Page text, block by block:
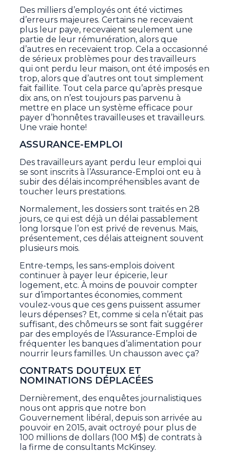
Des milliers d’employés ont été victimes
d’erreurs majeures. Certains ne recevaient
plus leur paye, recevaient seulement une
partie de leur rémunération, alors que
d’autres en recevaient trop. Cela a occasionné
de sérieux problèmes pour des travailleurs
qui ont perdu leur maison, ont été imposés en
trop, alors que d’autres ont tout simplement
fait faillite. Tout cela parce qu’après presque
dix ans, on n’est toujours pas parvenu à
mettre en place un système efficace pour
payer d’honnêtes travailleuses et travailleurs.
Une vraie honte!
ASSURANCE-EMPLOI
Des travailleurs ayant perdu leur emploi qui
se sont inscrits à l’Assurance-Emploi ont eu à
subir des délais incompréhensibles avant de
toucher leurs prestations.
Normalement, les dossiers sont traités en 28
jours, ce qui est déjà un délai passablement
long lorsque l’on est privé de revenus. Mais,
présentement, ces délais atteignent souvent
plusieurs mois.
Entre-temps, les sans-emplois doivent
continuer à payer leur épicerie, leur
logement, etc. À moins de pouvoir compter
sur d’importantes économies, comment
voulez-vous que ces gens puissent assumer
leurs dépenses? Et, comme si cela n’était pas
suffisant, des chômeurs se sont fait suggérer
par des employés de l’Assurance-Emploi de
fréquenter les banques d’alimentation pour
nourrir leurs familles. Un chausson avec ça?
CONTRATS DOUTEUX ET
NOMINATIONS DÉPLACÉES
Dernièrement, des enquêtes journalistiques
nous ont appris que notre bon
Gouvernement libéral, depuis son arrivée au
pouvoir en 2015, avait octroyé pour plus de
100 millions de dollars (100 M$) de contrats à
la firme de consultants McKinsey.